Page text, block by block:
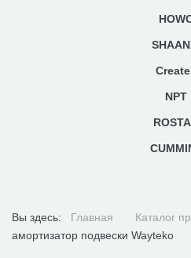
NPT
Вы здесь: Главная Каталог
амортизатор подвески Wayteko